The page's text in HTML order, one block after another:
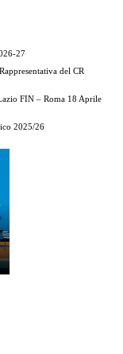
27
del CR
FIN – Roma 18 Aprile
2025/26